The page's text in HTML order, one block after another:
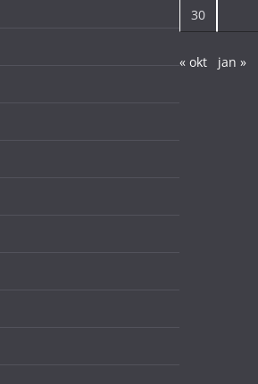
30
« okt jan »